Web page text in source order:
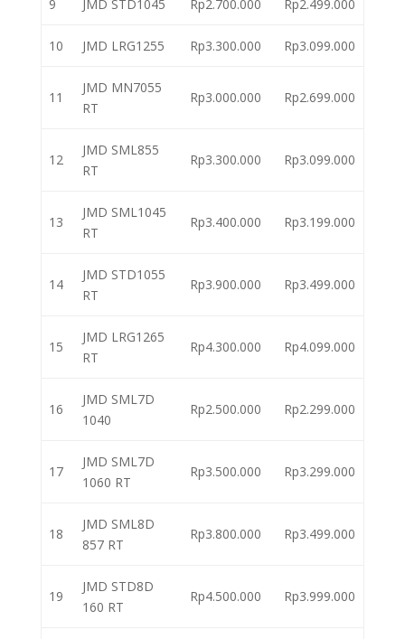
9 JMD STD1045 Rp2.700.000 Rp2.499.000
10 JMD LRG1255 Rp3.300.000 Rp3.099.000
11
JMD MN7055
RT
Rp3.000.000 Rp2.699.000
12
JMD SML855
RT
Rp3.300.000 Rp3.099.000
13
JMD SML1045
RT
Rp3.400.000 Rp3.199.000
14
JMD STD1055
RT
Rp3.900.000 Rp3.499.000
15
JMD LRG1265
RT
Rp4.300.000 Rp4.099.000
16
JMD SML7D
1040
Rp2.500.000 Rp2.299.000
17
JMD SML7D
1060 RT
Rp3.500.000 Rp3.299.000
18
JMD SML8D
857 RT
Rp3.800.000 Rp3.499.000
19
JMD STD8D
160 RT
Rp4.500.000 Rp3.999.000